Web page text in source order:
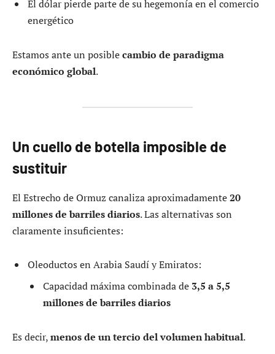
El dólar pierde parte de su hegemonía en el comercio
energético
Estamos ante un posiblecambio de paradigma
económico global.
Un cuello de botella imposible de
sustituir
El Estrecho de Ormuz canaliza aproximadamente20
millones de barriles diarios. Las alternativas son
claramente insuficientes:
Oleoductos en Arabia Saudí y Emiratos:
Capacidad máxima combinada de 3,5 a 5,5
millones de barriles diarios
Es decir,menos de un tercio del volumen habitual.